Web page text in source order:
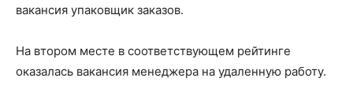
вакансия упаковщик заказов.
На втором месте в соответствующем рейтинге
оказалась вакансия менеджера на удаленную работу.